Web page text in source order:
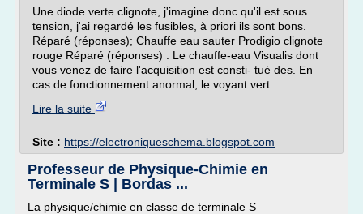
Une diode verte clignote, j'imagine donc qu'il est sous
tension, j'ai regardé les fusibles, à priori ils sont bons.
Réparé (réponses); Chauffe eau sauter Prodigio clignote
rouge Réparé (réponses) . Le chauffe-eau Visualis dont
vous venez de faire l'acquisition est consti- tué des. En
cas de fonctionnement anormal, le voyant vert...
Lire la suite
Site : https://electroniqueschema.blogspot.com
Professeur de Physique-Chimie en
Terminale S | Bordas ...
La physique/chimie en classe de terminale S